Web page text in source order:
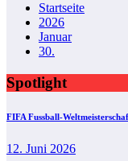
Startseite
2026
Januar
30.
Spotlight
FIFA Fussball-
12. Juni 2026